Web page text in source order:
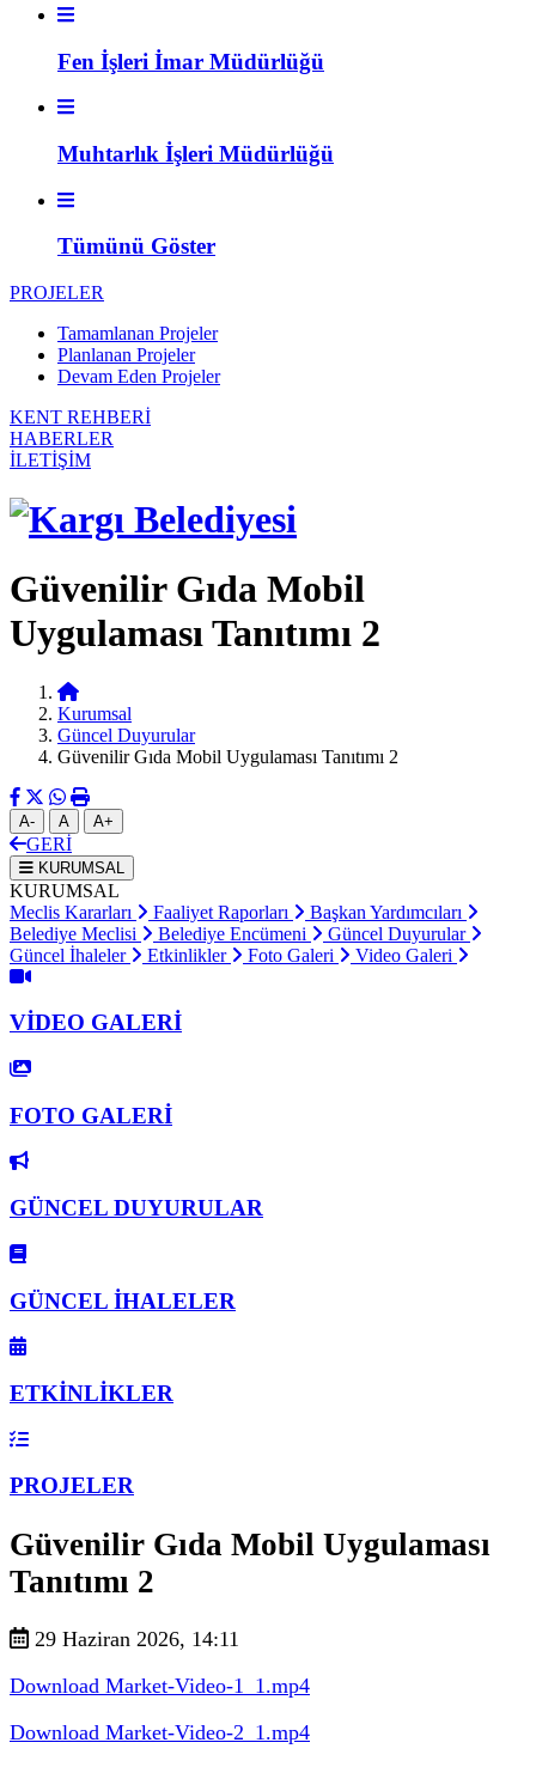
Fen İşleri İmar Müdürlüğü
Muhtarlık İşleri Müdürlüğü
Tümünü Göster
PROJELER
Tamamlanan Projeler
Planlanan Projeler
Devam Eden Projeler
KENT REHBERİ
HABERLER
İLETİŞİM
Güvenilir Gıda Mobil
Uygulaması Tanıtımı 2
Kurumsal
Güncel Duyurular
Güvenilir Gıda Mobil Uygulaması Tanıtımı 2
A- A A+
GERİ
KURUMSAL
KURUMSAL
Meclis Kararları
Faaliyet Raporları
Başkan Yardımcıları
Belediye Meclisi
Belediye Encümeni
Güncel Duyurular
Güncel İhaleler
Etkinlikler Foto Galeri Video Galeri
VİDEO GALERİ
FOTO GALERİ
GÜNCEL DUYURULAR
GÜNCEL İHALELER
ETKİNLİKLER
PROJELER
Güvenilir Gıda Mobil Uygulaması
Tanıtımı 2
29 Haziran 2026, 14:11
Download Market-Video-1_1.mp4
Download Market-Video-2_1.mp4